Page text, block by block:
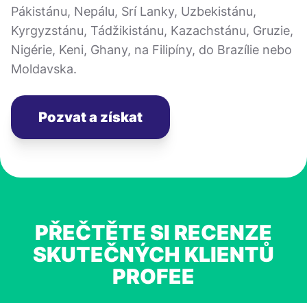
Pákistánu, Nepálu, Srí Lanky, Uzbekistánu,
Kyrgyzstánu, Tádžikistánu, Kazachstánu, Gruzie,
Nigérie, Keni, Ghany, na Filipíny, do Brazílie nebo
Moldavska.
Pozvat a získat
PŘEČTĚTE SI RECENZE
SKUTEČNÝCH KLIENTŮ
PROFEE